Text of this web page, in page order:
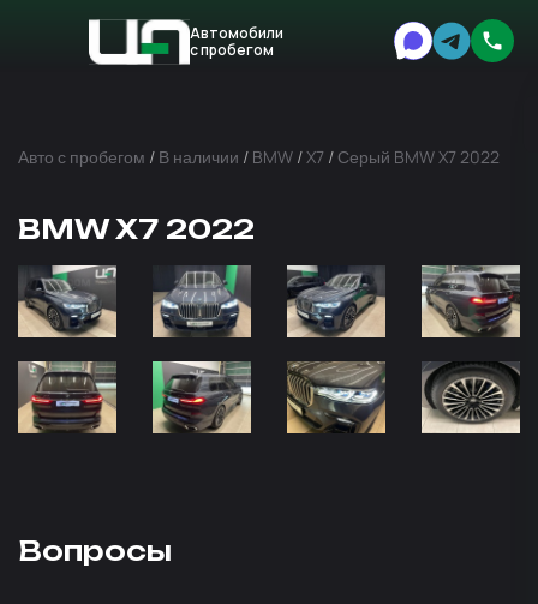
Автомобили
с пробегом
Авто с пробегом / В наличии / BMW /X7 / Серый BMW X7 2022
BMW X7 2022
Вопросы